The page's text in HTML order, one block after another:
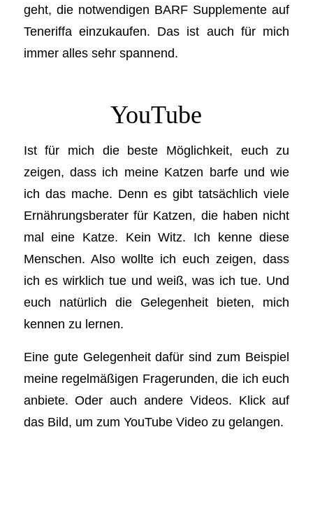
geht, die notwendigen BARF Supplemente auf
Teneriffa einzukaufen. Das ist auch für mich
immer alles sehr spannend.
YouTube
Ist für mich die beste Möglichkeit, euch zu
zeigen, dass ich meine Katzen barfe und wie
ich das mache. Denn es gibt tatsächlich viele
Ernährungsberater für Katzen, die haben nicht
mal eine Katze. Kein Witz. Ich kenne diese
Menschen. Also wollte ich euch zeigen, dass
ich es wirklich tue und weiß, was ich tue. Und
euch natürlich die Gelegenheit bieten, mich
kennen zu lernen.
Eine gute Gelegenheit dafür sind zum Beispiel
meine regelmäßigen Fragerunden, die ich euch
anbiete. Oder auch andere Videos. Klick auf
das Bild, um zum YouTube Video zu gelangen.